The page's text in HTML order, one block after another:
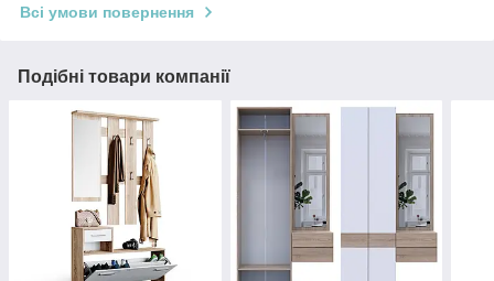
Всі умови повернення
Подібні товари компанії